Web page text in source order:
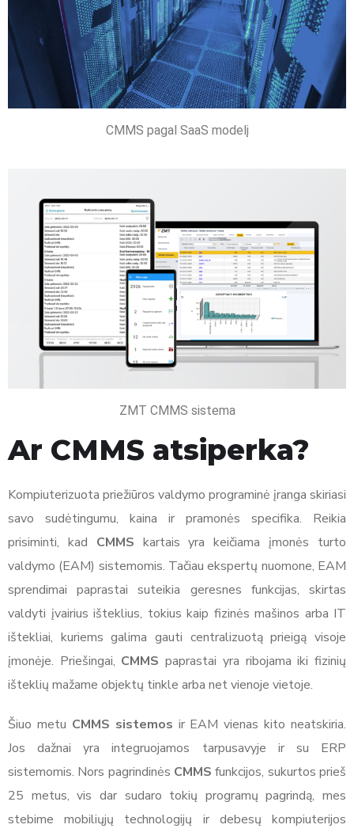
CMMS pagal SaaS modelį
ZMT CMMS sistema
Ar CMMS atsiperka?
Kompiuterizuota priežiūros valdymo programinė įranga skiriasi
savo sudėtingumu, kaina ir pramonės specifika. Reikia
prisiminti, kad CMMS kartais yra keičiama įmonės turto
valdymo (EAM) sistemomis. Tačiau ekspertų nuomone, EAM
sprendimai paprastai suteikia geresnes funkcijas, skirtas
valdyti įvairius išteklius, tokius kaip fizinės mašinos arba IT
ištekliai, kuriems galima gauti centralizuotą prieigą visoje
įmonėje. Priešingai, CMMS paprastai yra ribojama iki fizinių
išteklių mažame objektų tinkle arba net vienoje vietoje.
Šiuo metu CMMS sistemos ir EAM vienas kito neatskiria.
Jos dažnai yra integruojamos tarpusavyje ir su ERP
sistemomis. Nors pagrindinės CMMS funkcijos, sukurtos prieš
25 metus, vis dar sudaro tokių programų pagrindą, mes
stebime mobiliųjų technologijų ir debesų kompiuterijos